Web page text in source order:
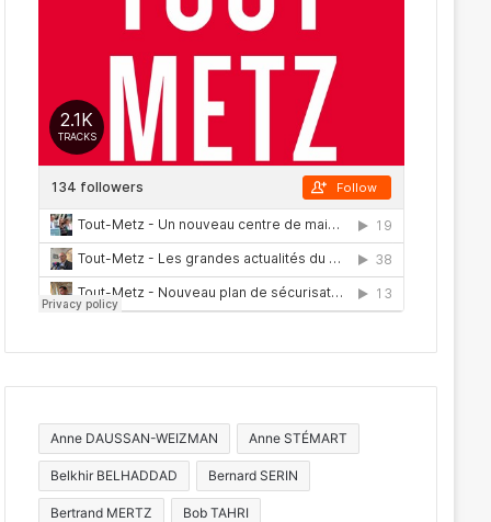
Anne DAUSSAN-WEIZMAN Anne STÉMART
Belkhir BELHADDAD Bernard SERIN
Bertrand MERTZ Bob TAHRI